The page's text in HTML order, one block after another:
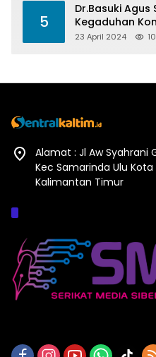
5
Dr.Basuki Agus
Kegaduhan
Pesta Politik
23 April 2024
Alamat : Jl Aw Syahrani
Kec Samarinda Ulu
Kalimantan Timur